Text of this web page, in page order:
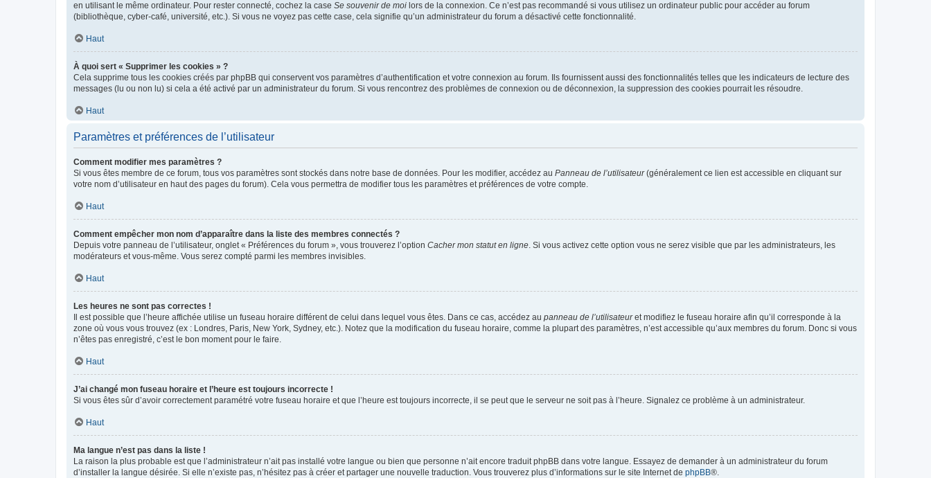
en utilisant le même ordinateur. Pour rester connecté, cochez la case Se souvenir de moi lors de la connexion. Ce n’est pas recommandé si vous utilisez un ordinateur public pour accéder au forum
(bibliothèque, cyber-café, université, etc.). Si vous ne voyez pas cette case, cela signifie qu’un administrateur du forum a désactivé cette fonctionnalité.
Haut
À quoi sert « Supprimer les cookies » ?
Cela supprime tous les cookies créés par phpBB qui conservent vos paramètres d’authentification et votre connexion au forum. Ils fournissent aussi des fonctionnalités telles que les indicateurs de lecture des
messages (lu ou non lu) si cela a été activé par un administrateur du forum. Si vous rencontrez des problèmes de connexion ou de déconnexion, la suppression des cookies pourrait les résoudre.
Haut
Paramètres et préférences de l’utilisateur
Comment modifier mes paramètres ?
Si vous êtes membre de ce forum, tous vos paramètres sont stockés dans notre base de données. Pour les modifier, accédez au Panneau de l’utilisateur(généralement ce lien est accessible en cliquant sur
votre nom d’utilisateur en haut des pages du forum). Cela vous permettra de modifier tous les paramètres et préférences de votre compte.
Haut
Comment empêcher mon nom d’apparaître dans la liste des membres connectés ?
Depuis votre panneau de l’utilisateur, onglet « Préférences du forum », vous trouverez l’option Cacher mon statut en ligne. Si vous activez cette option vous ne serez visible que par les administrateurs, les
modérateurs et vous-même. Vous serez compté parmi les membres invisibles.
Haut
Les heures ne sont pas correctes !
Il est possible que l’heure affichée utilise un fuseau horaire différent de celui dans lequel vous êtes. Dans ce cas, accédez au panneau de l’utilisateuret modifiez le fuseau horaire afin qu’il corresponde à la
zone où vous vous trouvez (ex : Londres, Paris, New York, Sydney, etc.). Notez que la modification du fuseau horaire, comme la plupart des paramètres, n’est accessible qu’aux membres du forum. Donc si vous
n’êtes pas enregistré, c’est le bon moment pour le faire.
Haut
J’ai changé mon fuseau horaire et l’heure est toujours incorrecte !
Si vous êtes sûr d’avoir correctement paramétré votre fuseau horaire et que l’heure est toujours incorrecte, il se peut que le serveur ne soit pas à l’heure. Signalez ce problème à un administrateur.
Haut
Ma langue n’est pas dans la liste !
La raison la plus probable est que l’administrateur n’ait pas installé votre langue ou bien que personne n’ait encore traduit phpBB dans votre langue. Essayez de demander à un administrateur du forum
d’installer la langue désirée. Si elle n’existe pas, n’hésitez pas à créer et partager une nouvelle traduction. Vous trouverez plus d’informations sur le site Internet de phpBB®.